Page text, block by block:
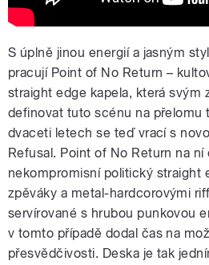
S úplně jinou energií a jasným
pracují Point of No Return –
straight edge kapela, která svým
definovat tuto scénu na přelomu
dvaceti letech se teď vrací s
Refusal. Point of No Return na
nekompromisní politický straight
zpěváky a metal-hardcorovými
servírované s hrubou punkovou
v tomto případě dodal čas na
přesvědčivosti. Deska je tak